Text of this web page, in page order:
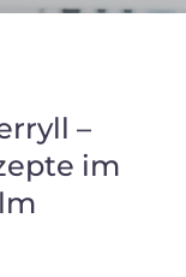
–
im